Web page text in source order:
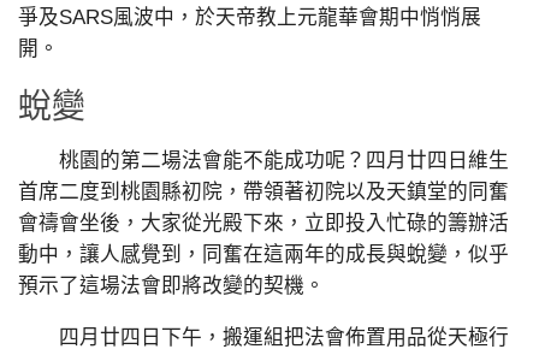
爭及SARS風波中，於天帝教上元龍華會期中悄悄展
開。
蛻變
桃園的第二場法會能不能成功呢？四月廿四日維生
首席二度到桃園縣初院，帶領著初院以及天鎮堂的同奮
會禱會坐後，大家從光殿下來，立即投入忙碌的籌辦活
動中，讓人感覺到，同奮在這兩年的成長與蛻變，似乎
預示了這場法會即將改變的契機。
四月廿四日下午，搬運組把法會佈置用品從天極行